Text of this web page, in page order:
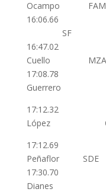
Ocampo FAM
16:06.66
SF
16:47.02
Cuello MZA
17:08.78
Guerrero
17:12.32
López
17:12.69
Peñaflor SDE
17:30.70
Dianes